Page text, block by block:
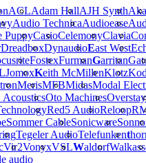
ACLAdam HallAJH Synth
Audio TechnicaAudioease
PuppyCasioCelemonyClavia
DreadboxDynaudioEast West
FostexFurmanGarritan
JomoxKeith McMillenKlotz
MerisMFBMidasModal
AcousticsOto Machines
Red5 AudioReloop
Sommer CableSonicware
Tegeler AudioTelefunkent
Vir2VonyxVSLWaldorf
audio